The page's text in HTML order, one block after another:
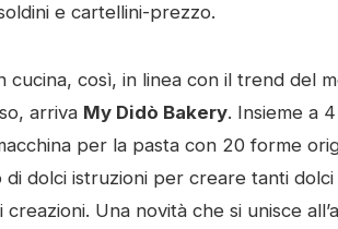
e cartellini-prezzo.
cucina, così, in linea con il trend del
arriva My Didò Bakery. Insieme a
per la pasta con 20 forme
dolci istruzioni per creare tanti
Una novità che si unisce